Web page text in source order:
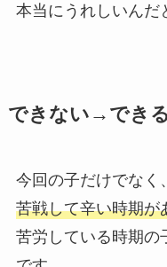
本当にうれしいんだ
できない→でき
今回の子だけでなく
苦戦して辛い時期が
苦労している時期の